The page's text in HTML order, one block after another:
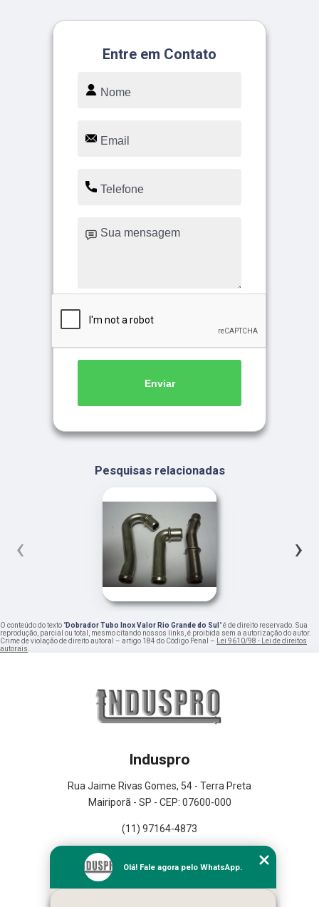
Entre em Contato
Enviar
Pesquisas relacionadas
‹ ›
O conteúdo do texto "Dobrador Tubo Inox Valor Rio Grande do Sul " é de direito reservado. Sua
reprodução, parcial ou total, mesmo citando nossos links, é proibida sem a autorização do autor.
Crime de violação de direito autoral – artigo 184 do Código Penal – Lei 9610/98 - Lei de direitos
autorais.
Induspro
Rua Jaime Rivas Gomes, 54 - Terra Preta
Mairiporã - SP - CEP: 07600-000
(11) 97164-4873
Empresa
Missão
Olá! Fale agora pelo WhatsApp.